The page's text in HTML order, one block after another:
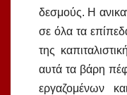
δεσμούς. Η
σε όλα τα
της
αυτά τα βάρη
εργαζομένων